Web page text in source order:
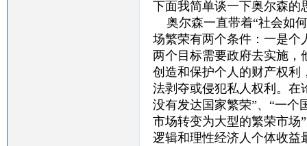
下面我简单谈一下奥尔森的
奥尔森一直带着“社会如
场繁荣有两个条件：一是个
两个目标需要政府去实施，
创造和保护个人的财产权利
法剥夺或侵犯私人权利。在
没有发达国家繁荣”、“一
市场转变为大型的繁荣市场
逻辑和理性经济人个体收益